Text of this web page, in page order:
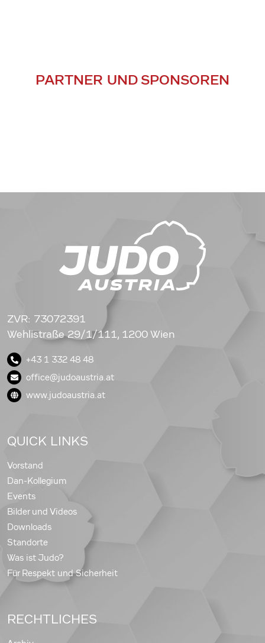
PARTNER UND SPONSOREN
ZVR: 73072391
Wehlistraße 29/1/111, 1200 Wien
+43 1 332 48 48
office@judoaustria.at
www.judoaustria.at
QUICK LINKS
Vorstand
Dan-Kollegium
Events
Bilder und Videos
Downloads
Standorte
Was ist Judo?
Für Respekt und Sicherheit
RECHTLICHES